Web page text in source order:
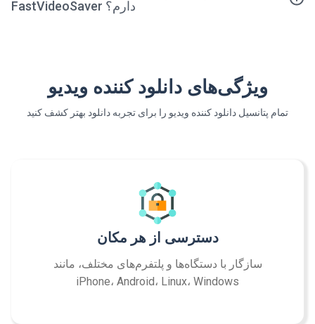
FastVideoSaver دارم؟
ویژگی‌های دانلود کننده ویدیو
تمام پتانسیل دانلود کننده ویدیو را برای تجربه دانلود بهتر کشف کنید
دسترسی از هر مکان
سازگار با دستگاه‌ها و پلتفرم‌های مختلف، مانند
iPhone، Android، Linux، Windows